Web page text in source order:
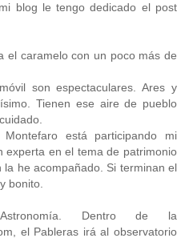
blog le tengo dedicado el post
el caramelo con un poco más de
son espectaculares. Ares y
Tienen ese aire de pueblo
está participando mi
experta en el tema de patrimonio
he acompañado. Si terminan el
bonito.
Dentro de la
el Pableras irá al observatorio